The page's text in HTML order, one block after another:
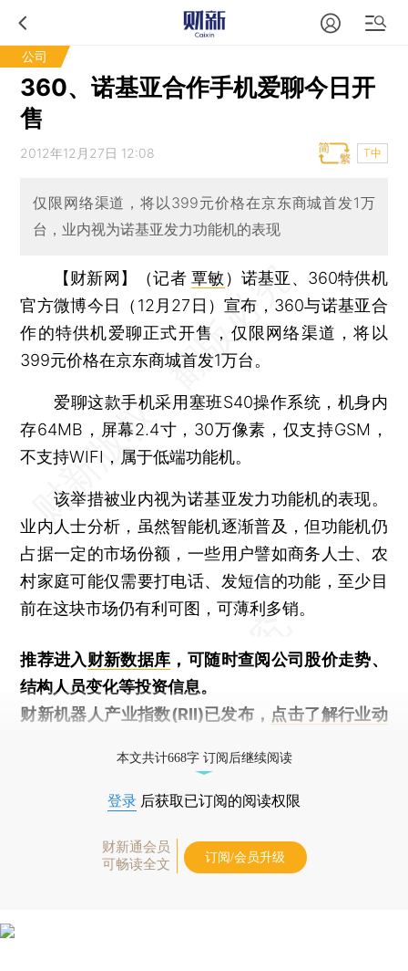
公司
360、诺基亚合作手机爱聊今日开
售
2012年12月27日 12:08 T中
仅限网络渠道，将以399元价格在京东商城首发1万
台，业内视为诺基亚发力功能机的表现
【财新网】（记者覃敏 ） 诺基亚、360特供机
官方微博今日（12月27日）宣布，360与诺基亚合
作的特供机爱聊正式开售，仅限网络渠道，将以
399元价格在京东商城首发1万台。
爱聊这款手机采用塞班S40操作系统，机身内
存64MB，屏幕2.4寸，30万像素，仅支持GSM，
不支持WIFI，属于低端功能机。
该举措被业内视为诺基亚发力功能机的表现。
业内人士分析，虽然智能机逐渐普及，但功能机仍
占据一定的市场份额，一些用户譬如商务人士、农
村家庭可能仅需要打电话、发短信的功能，至少目
前在这块市场仍有利可图，可薄利多销。
推荐进入财新数据库 ，可随时查阅公司股价走势、
结构人员变化等投资信息。
财新机器人产业指数(RII)已发布， 点击了解行业动
本文共计668字 订阅后继续阅读
登录 后获取已订阅的阅读权限
财新通会员
可畅读全文
订阅/会员升级